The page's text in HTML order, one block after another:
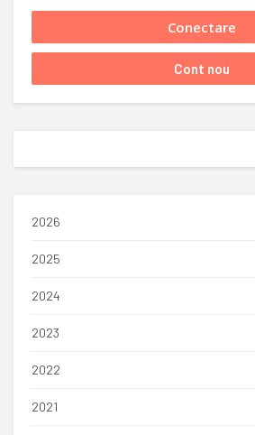
2026
2025
2024
2023
2022
2021